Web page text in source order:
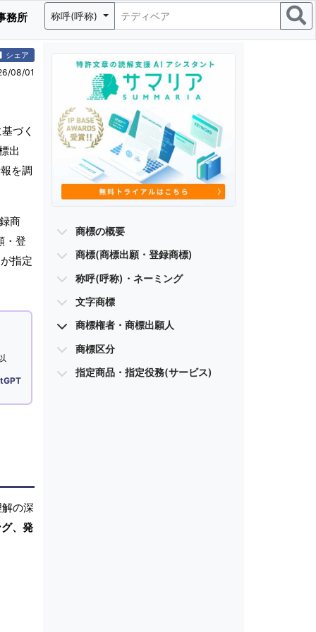
務所 称呼(呼称)
シェア
08/01
づく
出
を調
商
・登
指定
の深
、発
商標の概要
商標(商標出願・登録商標)
称呼(呼称)・ネーミング
文字商標
商標権者・商標出願人
商標区分
指定商品・指定役務(サービス)